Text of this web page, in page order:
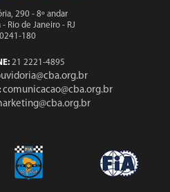
290 - 8º andar
- Rio de Janeiro - RJ
180
21 2221-4895
comunicacao@cba.org.br